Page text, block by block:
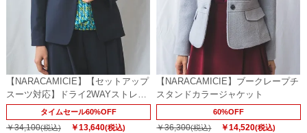
【NARACAMICIE】【セットアップ
スーツ対応】ドライ2WAYストレッ
チスタンドジャケット
タイムセール60%OFF
￥34,100(税込) ￥13,640(税込)
【NARACAMICIE】ブークレープチ
スタンドカラージャケット
60%OFF
￥36,300(税込) ￥14,520(税込)